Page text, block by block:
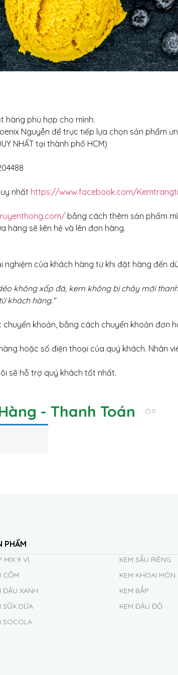
hàng phù hợp cho mình:
Nguyễn để trực tiếp lựa chọn sản phẩm
NHẤT tại thành phố HCM)
nhất https://www.facebook.com/
bằng cách thêm sản phẩm
hàng sẽ liên hệ và lên đơn hàng.
của khách hàng từ khi đặt hàng đến
không xốp đá, kem không bị chảy mới
khách hàng.”
khoản, bằng cách chuyển khoản đơn
hoặc số điện thoại của quý khách. Nhân
sẽ hỗ trợ quý khách tốt nhất.
- Thanh Toán
PHẨM
MIX 9 VỊ
CỐM
ĐẬU XANH
SỮA DỪA
SOCOLA
KEM SẦU RIÊNG
KEM KHOAI MÔN
KEM BẮP
KEM ĐẬU ĐỎ